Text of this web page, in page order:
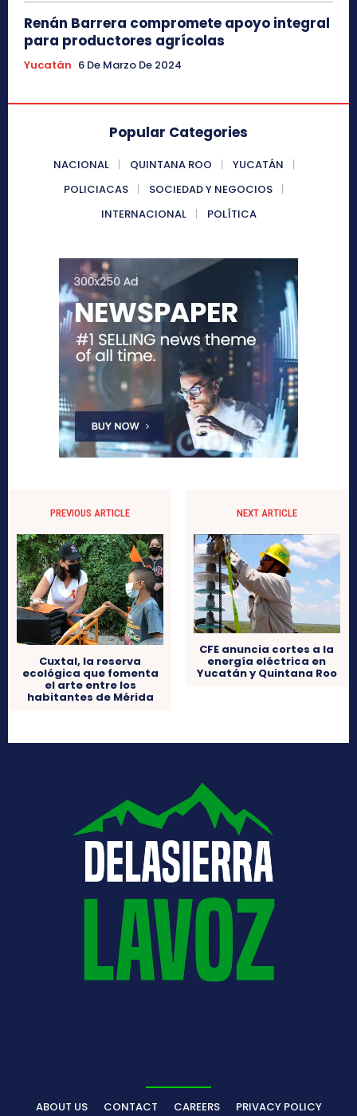
Renán Barrera compromete apoyo integral
para productores agrícolas
Yucatán 6 De Marzo De 2024
Popular Categories
NACIONAL QUINTANA ROO
YUCATÁN
POLICIACAS
SOCIEDAD Y NEGOCIOS
INTERNACIONAL
POLÍTICA
PREVIOUS ARTICLE
Cuxtal, la reserva
ecológica que fomenta
el arte entre los
habitantes de Mérida
NEXT ARTICLE
CFE anuncia cortes a la
energía eléctrica en
Yucatán y Quintana Roo
ABOUT US CONTACT CAREERS PRIVACY POLICY